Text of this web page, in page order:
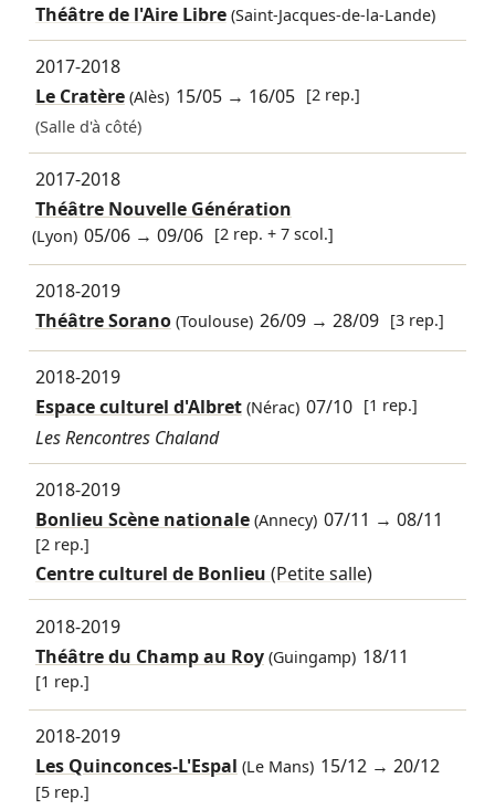
Théâtre de l'Aire Libre (Saint-Jacques-de-la-Lande)
2017-2018
Le Cratère(Alès) 15/05 → 16/05 [2 rep.]
(Salle d'à côté)
2017-2018
Théâtre Nouvelle Génération
(Lyon) 05/06 →09/06 [2 rep. + 7 scol.]
2018-2019
Théâtre Sorano(Toulouse) 26/09 →28/09 [3 rep.]
2018-2019
Espace culturel d'Albret(Nérac) 07/10 [1 rep.]
Les Rencontres Chaland
2018-2019
Bonlieu Scène nationale(Annecy) 07/11 →08/11
[2 rep.]
Centre culturel de Bonlieu (Petite salle)
2018-2019
Théâtre du Champ au Roy(Guingamp) 18/11
[1 rep.]
2018-2019
Les Quinconces-L'Espal (Le Mans) 15/12 →20/12
[5 rep.]